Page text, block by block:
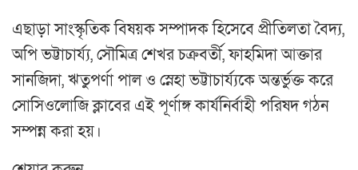
‎এছাড়া সাংস্কৃতিক বিষয়ক সম্পাদক হিসেবে প্রীতিলতা বৈদ্য,
অপি ভট্টাচার্য্য, সৌমিত্র শেখর চক্রবর্তী, ফাহমিদা আক্তার
সানজিদা, ঋতুপর্ণা পাল ও স্নেহা ভট্টাচার্য্যকে অন্তর্ভুক্ত করে
সোসিওলোজি ক্লাবের এই পূর্ণাঙ্গ কার্যনির্বাহী পরিষদ গঠন
সম্পন্ন করা হয়।